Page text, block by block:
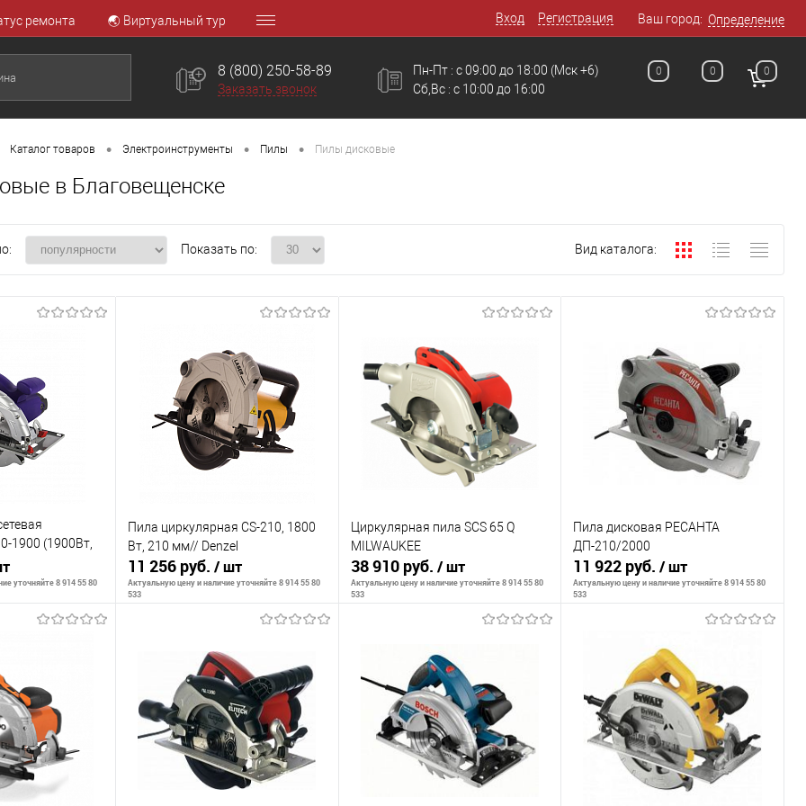
ремонта 🌏 Виртуальный тур Вход Регистрация Ваш город: Определение
8 (800) 250-58-89
Заказать звонок
Пн-Пт : с 09:00 до 18:00
Сб,Вс : c 10:00 до 16:00
(Мск +6) 0 0 0
Каталог товаров • Электроинструменты • Пилы • Пилы дисковые
в Благовещенске
Показать по: Вид каталога:
1900 (1900Вт,
7,5кг)
уточняйте 8 914 55 80
В наличии
Пила циркулярная CS-210, 1800
Вт, 210 мм// Denzel
11 256 руб. / шт
Актуальную цену и наличие уточняйте 8 914 55 80
533
В корзину
К сравнению
В избранное
В наличии
Циркулярная пила SCS 65 Q
MILWAUKEE
38 910 руб. / шт
Актуальную цену и наличие уточняйте 8 914 55 80
533
В корзину
К сравнению
В избранное
В наличии
Пила дисковая РЕСАНТА
ДП-210/2000
11 922 руб./ шт
Актуальную цену и наличие уточняйте 8 914 55 80
533
В корзину
К сравнению
В избранное
В наличии